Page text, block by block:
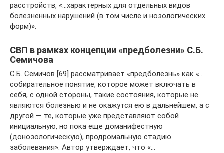
расстройств, «…характерных для отдельных видов
болезненных нарушений (в том числе и нозологических
форм)».
СВП в рамках концепции «предболезни» С.Б.
Семичова
С.Б. Семичов [69] рассматривает «предболезнь» как «…
собирательное понятие, которое может включать в
себя, с одной стороны, такие состояния, которые не
являются болезнью и не окажутся ею в дальнейшем, а с
другой — те, которые уже представляют собой
инициальную, но пока еще доманифестную
(донозологическую), продромальную стадию
заболевания». Автор утверждает, что «…